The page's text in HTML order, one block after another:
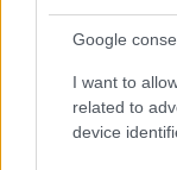
Google
I want to
related to
device